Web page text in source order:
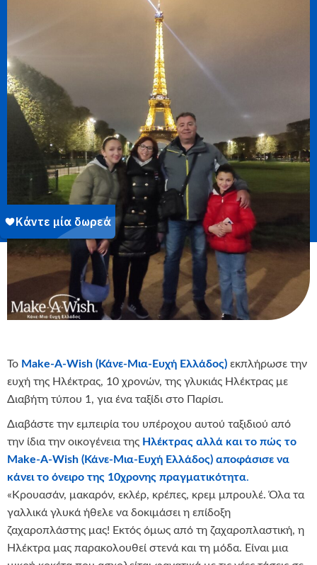
Το Make-A-Wish (Κάνε-Μια-Ευχή Ελλάδος) εκπλήρωσε την
ευχή της Ηλέκτρας, 10 χρονών, της γλυκιάς Ηλέκτρας με
Διαβήτη τύπου 1, για ένα ταξίδι στο Παρίσι.
Διαβάστε την εμπειρία του υπέροχου αυτού ταξιδιού από
την ίδια την οικογένεια της Ηλέκτρας αλλά και το πώς το
Make-A-Wish (Κάνε-Μια-Ευχή Ελλάδος) αποφάσισε να
κάνει το όνειρο της 10χρονης πραγματικότητα.
«Κρουασάν, μακαρόν, εκλέρ, κρέπες, κρεμ μπρουλέ. Όλα τα
γαλλικά γλυκά ήθελε να δοκιμάσει η επίδοξη
ζαχαροπλάστης μας! Εκτός όμως από τη ζαχαροπλαστική, η
Ηλέκτρα μας παρακολουθεί στενά και τη μόδα. Είναι μια